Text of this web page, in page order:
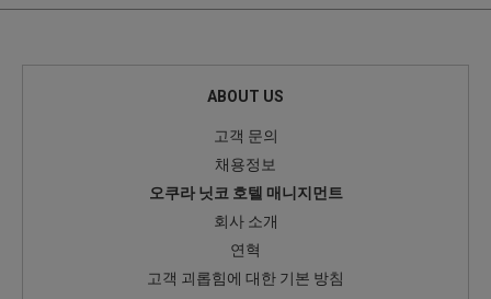
ABOUT US
고객 문의
채용정보
오쿠라 닛코 호텔 매니지먼트
회사 소개
연혁
고객 괴롭힘에 대한 기본 방침